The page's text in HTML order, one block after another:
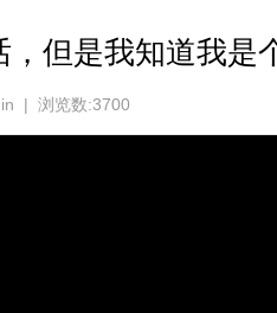
但是我知道我是
| 浏览数:3700